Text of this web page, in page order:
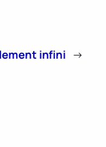
infini →